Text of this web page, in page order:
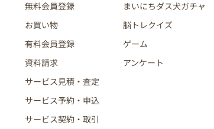
無料会員登録
お買い物
有料会員登録
資料請求
サービス見積・査定
サービス予約・申込
サービス契約・取引
まいにちダス犬ガチャ
脳トレクイズ
ゲーム
アンケート